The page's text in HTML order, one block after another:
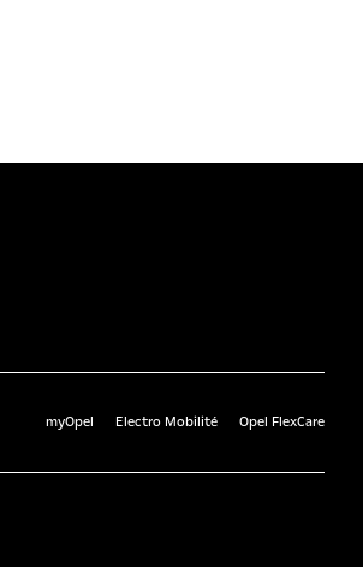
myOpel Electro Mobilité Opel FlexCare